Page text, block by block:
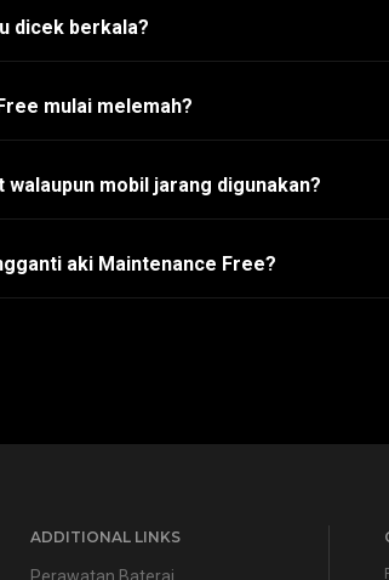
dicek berkala?
mulai melemah?
mobil jarang digunakan?
aki Maintenance Free?
ADDITIONAL LINKS